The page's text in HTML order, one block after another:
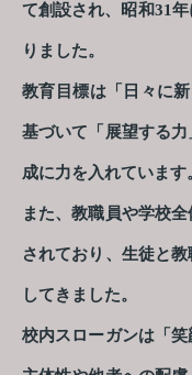
て創設され、昭和31
りました。
教育目標は「日々に
基づいて「展望する
成に力を入れています
また、教職員や学校
されており、生徒と
してきました。
校内スローガンは「